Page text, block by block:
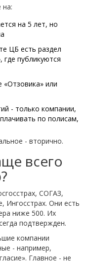
на:
на 5 лет, но
ЦБ есть раздел
где публикуются
«Отзовика» или
- только компании,
по полисам,
- вторично.
всего
СОГАЗ,
Ингосстрах. Они есть
ниже 500. Их
подтвержден.
компании
- например,
Главное - не